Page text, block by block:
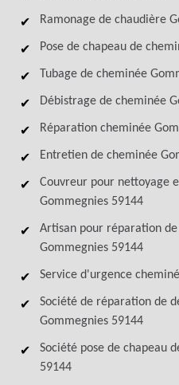
Ramonage de chaudière
Pose de chapeau de
Tubage de cheminée
Débistrage de cheminée
Réparation cheminée
Entretien de cheminée
Couvreur pour nettoyage
Gommegnies 59144
Artisan pour réparation
Gommegnies 59144
Service d'urgence
Société de réparation de
Gommegnies 59144
Société pose de chapeau
59144